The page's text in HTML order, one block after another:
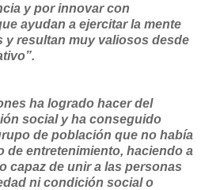
y por innovar con
ayudan a ejercitar la mente
y resultan muy valiosos desde
ha logrado hacer del
social y ha conseguido
de población que no había
de entretenimiento, haciendo a
capaz de unir a las personas
ni condición social o